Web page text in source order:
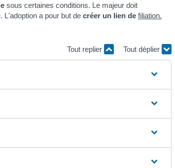
sous certaines conditions. Le majeur doit
L'adoption a pour but de créer un lien de filiation.
Tout replier Tout déplier